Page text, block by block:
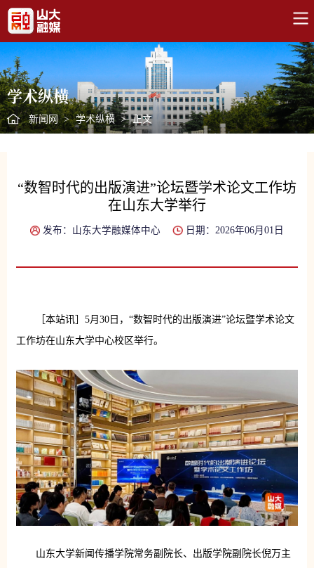
学术纵横
新闻网 > 学术纵横 > 正文
“数智时代的出版演进”论坛暨学术论文工作坊
在山东大学举行
发布：山东大学融媒体中心 日期：2026年06月01日
［本站讯］5月30日，“数智时代的出版演进”论坛暨学术论文
工作坊在山东大学中心校区举行。
山东大学新闻传播学院常务副院长、出版学院副院长倪万主